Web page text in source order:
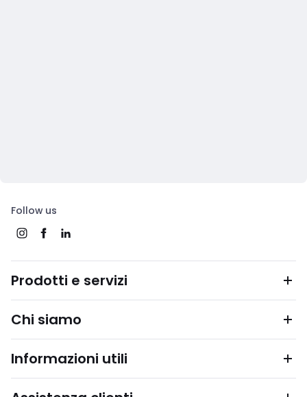
Follow us
Prodotti e servizi
Chi siamo
Informazioni utili